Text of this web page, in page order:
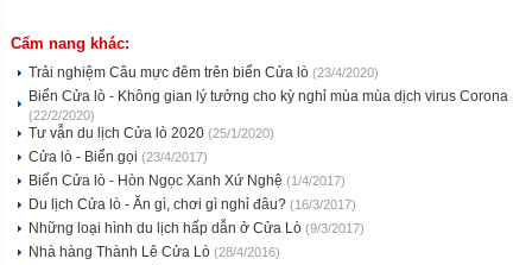
Cẩm nang khác:
Trải nghiệm Câu mực đêm trên biển Cửa lò (23/4/2020)
Biển Cửa lò - Không gian lý tưởng cho kỳ nghỉ mùa mùa dịch virus Corona
(22/2/2020)
Tư vẫn du lịch Cửa lò 2020 (25/1/2020)
Cửa lò - Biển gọi (23/4/2017)
Biển Cửa lò - Hòn Ngọc Xanh Xứ Nghệ (1/4/2017)
Du lịch Cửa lò - Ăn gì, chơi gì nghỉ đâu? (16/3/2017)
Những loại hình du lịch hấp dẫn ở Cửa Lò (9/3/2017)
Nhà hàng Thành Lê Cửa Lò (28/4/2016)